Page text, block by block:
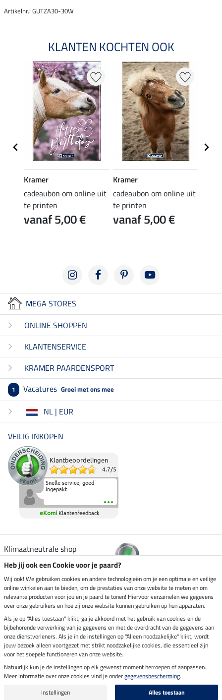
Artikelnr.: GUTZA30-30W
KLANTEN KOCHTEN OOK
Kramer
cadeaubon om online uit
te printen
vanaf 5,00 €
Kramer
cadeaubon om online uit
te printen
vanaf 5,00 €
MEGA STORES
ONLINE SHOPPEN
KLANTENSERVICE
KRAMER PAARDENSPORT
1 Vacatures Groei met ons mee
NL | EUR
VEILIG INKOPEN
Klantbeoordelingen
4.7/5
Snelle service, goed
ingepakt.
eKomi Klantenfeedback
Klimaatneutrale shop
Verzending per
Veilig betalen met
Impressum
Laatste update op 10.08.2026 om 06:55 uur
Alle prijzen in euro's, incl. BTW, excl. verzendkosten.
Heb jij ook een Cookie voor je paard?
Wij ook! We gebruiken cookies en andere technologieën om je een optimale en veilige
online winkelen aan te bieden, om de prestaties van onze website te meten en om
relevante producten voor jou en je paard te tonen! Hiervoor verzamelen we gegevens
over onze gebruikers en hoe zij onze website kunnen gebruiken op hun apparaten.
Als je op "Alles toestaan" klikt, ga je akkoord met het gebruik van cookies en de
bijbehorende verwerking van je gegevens en met de overdracht van de gegevens aan
onze dienstverleners. Als je in de instellingen op "Alleen noodzakelijke" klikt, wordt
jouw bezoek alleen voortgezet met strikt noodzakelijke cookies, die essentieel zijn
voor het soepele functioneren van onze website.
Natuurlijk kun je de instellingen op elk gewenst moment herroepen of aanpassen.
Meer informatie over onze cookies vind je ondergegevensbescherming.
Instellingen
Alles toestaan